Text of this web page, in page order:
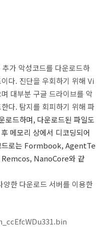
추가 악성코드를 다운로드하
다. 진단을 우회하기 위해 Vi
대부분 구글 드라이브를 악
다. 탐지를 회피하기 위해 파
로드하며, 다운로드된 파일도
메모리 상에서 디코딩되어
로는 Formbook, AgentTe
Remcos, NanoCore와 같
한 다운로드 서버를 이용한